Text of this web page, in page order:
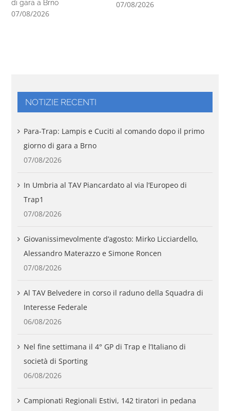
di gara a Brno
07/08/2026
07/08/2026
NOTIZIE RECENTI
Para-Trap: Lampis e Cuciti al comando dopo il primo
giorno di gara a Brno
07/08/2026
In Umbria al TAV Piancardato al via l’Europeo di
Trap1
07/08/2026
Giovanissimevolmente d’agosto: Mirko Licciardello,
Alessandro Materazzo e Simone Roncen
07/08/2026
Al TAV Belvedere in corso il raduno della Squadra di
Interesse Federale
06/08/2026
Nel fine settimana il 4° GP di Trap e l’Italiano di
società di Sporting
06/08/2026
Campionati Regionali Estivi, 142 tiratori in pedana